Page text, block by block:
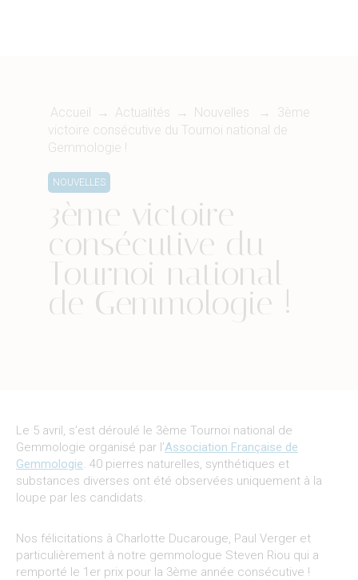
Accueil → Actualités → Nouvelles
→ 3ème
victoire consécutive du Tournoi national de
Gemmologie !
NOUVELLES
3ème victoire
consécutive du
Tournoi national
de Gemmologie !
Le 5 avril, s’est déroulé le 3ème Tournoi national de
Gemmologie organisé par l’Association Française de
Gemmologie. 40 pierres naturelles, synthétiques et
substances diverses ont été observées uniquement à la
loupe par les candidats.
Nos félicitations à Charlotte Ducarouge, Paul Verger et
particulièrement à notre gemmologue Steven Riou qui a
remporté le 1er prix pour la 3ème année consécutive !